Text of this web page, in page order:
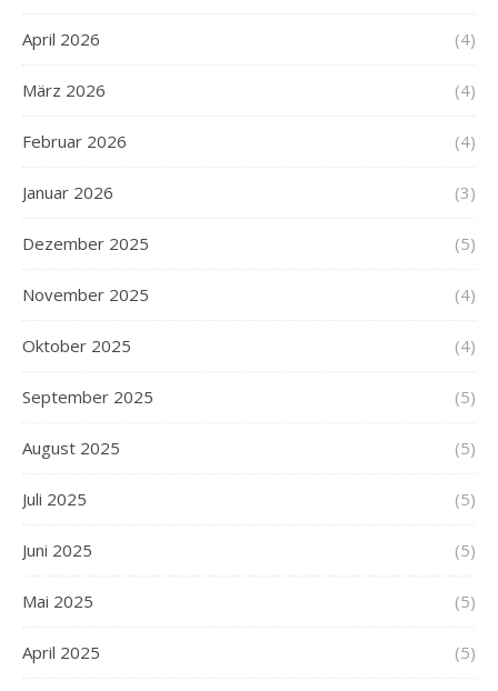
April 2026 (4)
März 2026 (4)
Februar 2026 (4)
Januar 2026 (3)
Dezember 2025 (5)
November 2025 (4)
Oktober 2025 (4)
September 2025 (5)
August 2025 (5)
Juli 2025 (5)
Juni 2025 (5)
Mai 2025 (5)
April 2025 (5)